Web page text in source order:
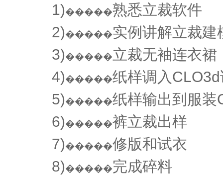
1)�����熟悉立裁软件
2)�����实例讲解立裁建
3)�����立裁无袖连衣裙
4)�����纸样调入
5)�����纸样输出到服装
6)�����裤立裁出样
7)�����修版和试衣
8)�����完成碎料